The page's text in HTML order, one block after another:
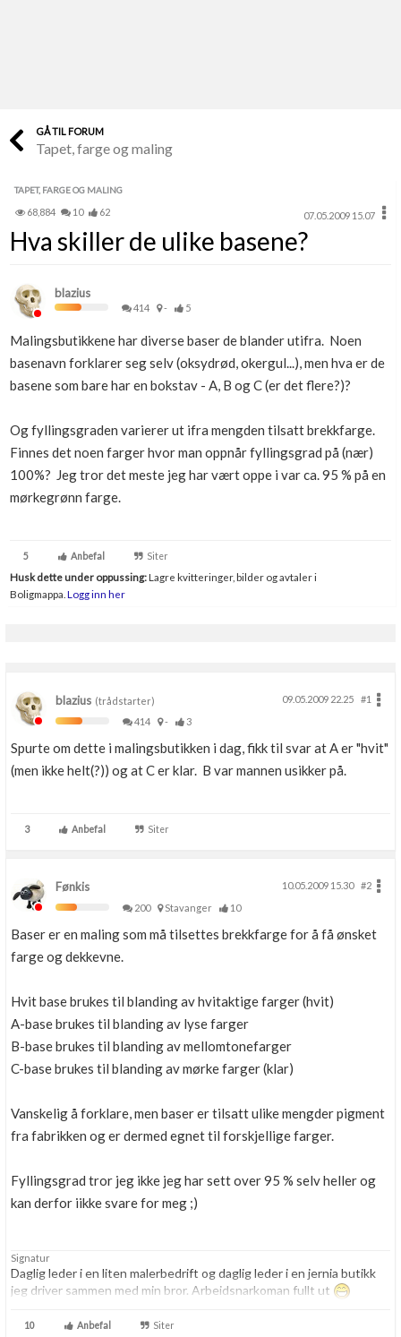
Finn håndverkere
Papirer som mangler
Skaff dokumentasjon som mangler
Kundeservice
Få svar på det du lurer på
Kom i gang med Boligmappa
Se din bolig? Klikk her
Boligmappa+
Få mer ut av Boligmappa
Nytt
GÅ TIL FORUM
Tapet, farge og maling
TAPET, FARGE OG MALING
68,884 10 62 07.05.2009 15.07
Hva skiller de ulike basene?
blazius
414 - 5
Malingsbutikkene har diverse baser de blander utifra. Noen
basenavn forklarer seg selv (oksydrød, okergul...), men hva er de
basene som bare har en bokstav - A, B og C (er det flere?)?
Og fyllingsgraden varierer ut ifra mengden tilsatt brekkfarge.
Finnes det noen farger hvor man oppnår fyllingsgrad på (nær)
100%? Jeg tror det meste jeg har vært oppe i var ca. 95 % på en
mørkegrønn farge.
5 Anbefal Siter
Husk dette under oppussing:Lagre kvitteringer, bilder og avtaler i
Boligmappa. Logg inn her
blazius (trådstarter) 09.05.2009 22.25
#1
414
- 3
Spurte om dette i malingsbutikken i dag, fikk til svar at A er "hvit"
(men ikke helt(?)) og at C er klar. B var mannen usikker på.
3 Anbefal Siter
Fønkis 10.05.2009 15.30
#2
200
Stavanger 10
Baser er en maling som må tilsettes brekkfarge for å få ønsket
farge og dekkevne.
Hvit base brukes til blanding av hvitaktige farger (hvit)
A-base brukes til blanding av lyse farger
B-base brukes til blanding av mellomtonefarger
C-base brukes til blanding av mørke farger (klar)
Vanskelig å forklare, men baser er tilsatt ulike mengder pigment
fra fabrikken og er dermed egnet til forskjellige farger.
Fyllingsgrad tror jeg ikke jeg har sett over 95 % selv heller og
kan derfor iikke svare for meg ;)
Signatur
Daglig leder i en liten malerbedrift og daglig leder i en jernia butikk
jeg driver sammen med min bror. Arbeidsnarkoman fullt ut
10 Anbefal Siter